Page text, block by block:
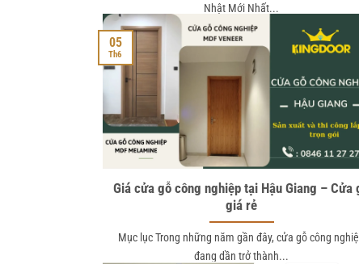
Nhật Mới Nhất...
Giá cửa gỗ công nghiệp tại Hậu Giang – Cửa
giá rẻ
Mục lục Trong những năm gần đây, cửa gỗ công
đang dần trở thành...
05
Th6